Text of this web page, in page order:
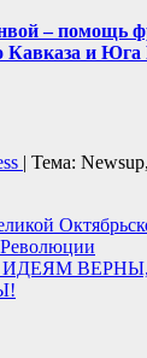
– помощь
Кавказа и Юга
| Тема:
ИДЕЯМ